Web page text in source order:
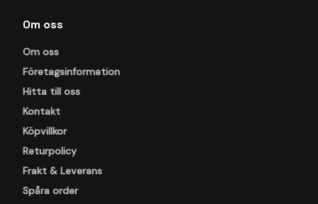
Om oss
Om oss
Företagsinformation
Hitta till oss
Kontakt
Köpvillkor
Returpolicy
Frakt & Leverans
Spåra order